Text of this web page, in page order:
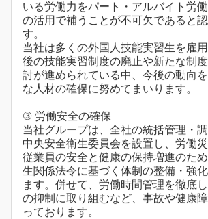
いる労働力をパート・アルバイト労
の活用で補うことが不可欠であると
す。
当社は多くの外国人技能実習生を雇
後の技能実習制度の廃止や新たな制
討が進められている中、今後の動向
な人材の確保に努めてまいります。
③ 労働安全の確保
当社グループは、全社の統括管理・
中央安全衛生委員会を設置し、労働
従業員の安全と健康の保持増進のた
生関係法令に基づく体制の整備・強
ます。併せて、労働時間管理を徹底
の抑制に取り組むなど、事故や健康
っております。